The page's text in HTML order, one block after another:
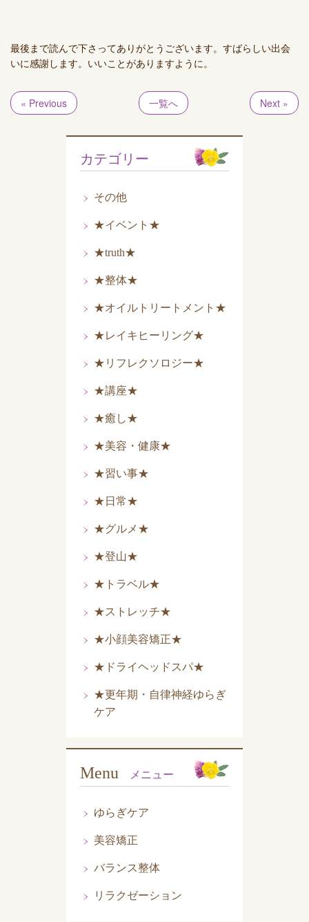
最後まで読んで下さってありがとうございます。すばらしい出会
いに感謝します。いいことがありますように。
« Previous 一覧へ Next »
カテゴリー
その他
★イベント★
★truth★
★整体★
★オイルトリートメント★
★レイキヒーリング★
★リフレクソロジー★
★講座★
★癒し★
★美容・健康★
★習い事★
★日常★
★グルメ★
★登山★
★トラベル★
★ストレッチ★
★小顔美容矯正★
★ドライヘッドスパ★
★更年期・自律神経ゆらぎ
ケア
Menu メニュー
ゆらぎケア
美容矯正
バランス整体
リラクゼーション